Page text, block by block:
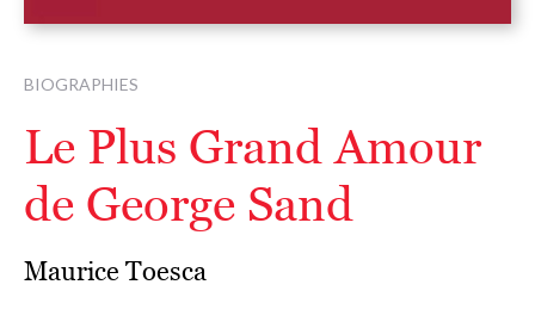
BIOGRAPHIES
Le Plus Grand Amour
de George Sand
Maurice Toesca